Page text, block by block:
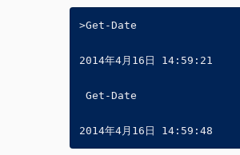
>Get-Date
2014年4月16日 14:59:21
Get-Date
2014年4月16日 14:59:48